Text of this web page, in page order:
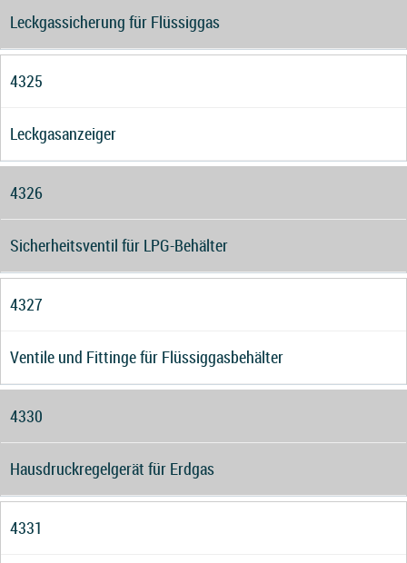
Leckgassicherung für Flüssiggas
4325
Leckgasanzeiger
4326
Sicherheitsventil für LPG-Behälter
4327
Ventile und Fittinge für Flüssiggasbehälter
4330
Hausdruckregelgerät für Erdgas
4331